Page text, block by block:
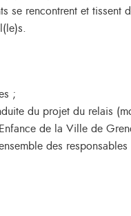
se rencontrent et tissent
;
du projet du relais
de la Ville de
des responsables